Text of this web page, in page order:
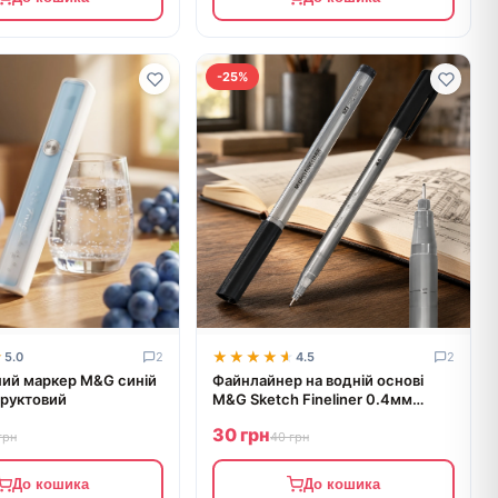
5.0 2
M&G синій
До кошика
-25%
★★★★★
★★★★★ 4.5 2
Файнлайнер на водній основі
M&G Sketch Fineliner 0.4мм
30 грн40 грн
До кошика